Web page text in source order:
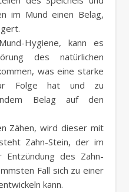
im Mund einen Belag,
Hygiene, kann es
des natürlichen
was eine starke
Folge hat und zu
Belag auf den
Zähen, wird dieser mit
Zahn-Stein, der im
des Zahn-
Fall sich zu einer
kann.